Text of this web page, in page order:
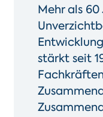
Mehr als
stärkt seit